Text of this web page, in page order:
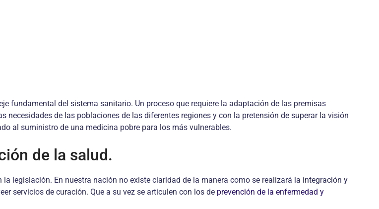
fundamental del sistema sanitario. Un proceso que requiere la adaptación de las premisas
necesidades de las poblaciones de las diferentes regiones y con la pretensión de superar la visión
al suministro de una medicina pobre para los más vulnerables.
de la salud.
legislación. En nuestra nación no existe claridad de la manera como se realizará la integración y
servicios de curación. Que a su vez se articulen con los de prevención de la enfermedad y